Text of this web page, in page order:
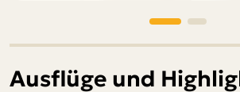
Ausflüge und